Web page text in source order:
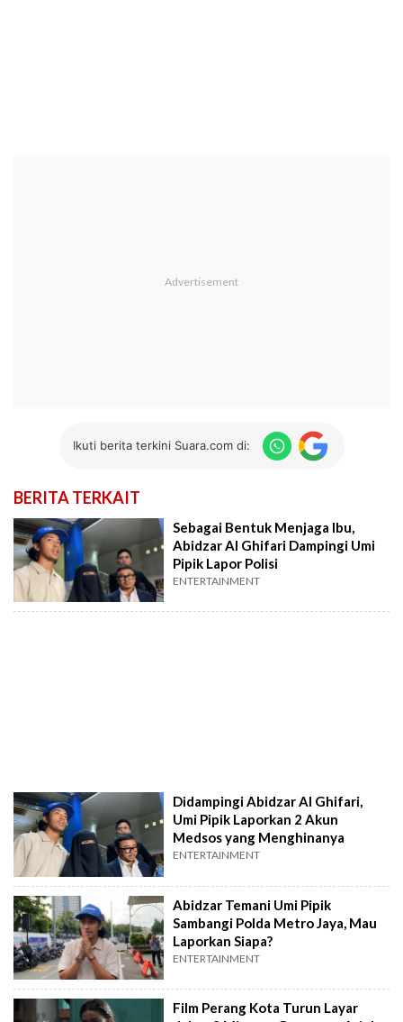
Ikuti berita terkini Suara.com di:
BERITA TERKAIT
Sebagai Bentuk Menjaga Ibu,
Abidzar Al Ghifari Dampingi Umi
Pipik Lapor Polisi
ENTERTAINMENT
Didampingi Abidzar Al Ghifari,
Umi Pipik Laporkan 2 Akun
Medsos yang Menghinanya
ENTERTAINMENT
Abidzar Temani Umi Pipik
Sambangi Polda Metro Jaya, Mau
Laporkan Siapa?
ENTERTAINMENT
Film Perang Kota Turun Layar